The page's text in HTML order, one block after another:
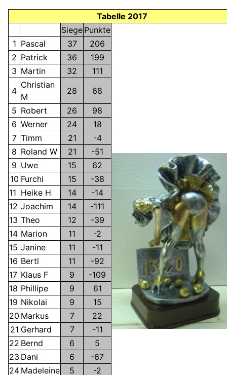
Tabelle 2017
Siege Punkte
1 Pascal 37
206
2 Patrick 36
199
3 Martin 32
111
4
Christian
M
28
68
5 Robert 26
98
6 Werner 24
18
7 Timm 21
-4
8 Roland W 21
-51
9 Uwe 15
62
10 Furchi 15
-38
11 Heike H 14
-14
12 Joachim 14
-111
13 Theo 12
-39
14 Marion 11
-2
15 Janine 11
-11
16 Bertl 11
-92
17 Klaus F 9
-109
18 Phillipe 9
61
19 Nikolai 9
15
20 Markus 7
22
21 Gerhard 7
-11
22 Bernd 6
5
23 Dani 6
-67
24 Madeleine 5
-2